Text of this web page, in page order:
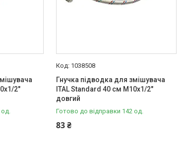
2"
од.
1038508
Гнучка підводка для змішувача
ITAL Standard 40 см M10x1/2"
довгий
Готово до відправки 142 од.
83 ₴